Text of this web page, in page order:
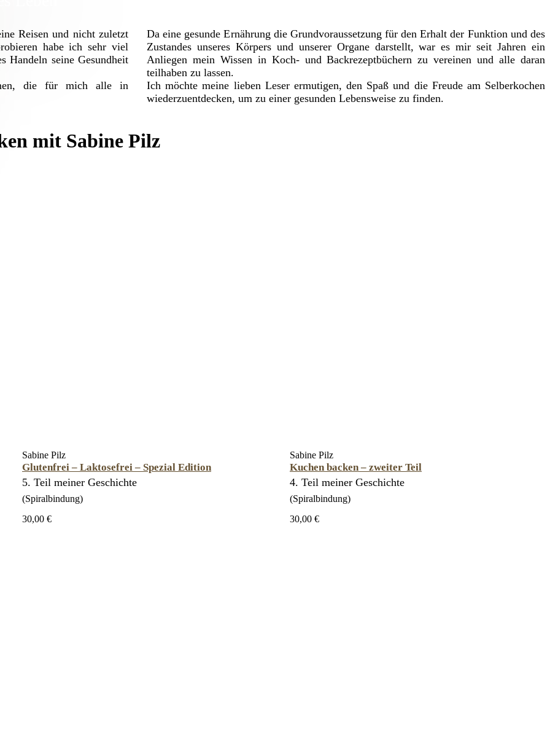
Reisen und nicht zuletzt
habe ich sehr viel
Handeln seine Gesundheit
die für mich alle in
Da eine gesunde Ernährung die Grundvoraussetzung für den Erhalt der Funktion und des
Zustandes unseres Körpers und unserer Organe darstellt, war es mir seit Jahren ein
Anliegen mein Wissen in Koch- und Backrezeptbüchern zu vereinen und alle daran
teilhaben zu lassen.
Ich möchte meine lieben Leser ermutigen, den Spaß und die Freude am Selberkochen
wiederzuentdecken, um zu einer gesunden Lebensweise zu finden.
mit Sabine Pilz
Sabine Pilz
Glutenfrei – Laktosefrei – Spezial Edition
5. Teil meiner Geschichte
(Spiralbindung)
30,00 €
Sabine Pilz
Kuchen backen – zweiter Teil
4. Teil meiner Geschichte
(Spiralbindung)
30,00 €